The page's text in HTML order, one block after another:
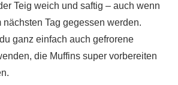
Teig weich und saftig – auch wenn
nächsten Tag gegessen werden.
ganz einfach auch gefrorene
die Muffins super vorbereiten